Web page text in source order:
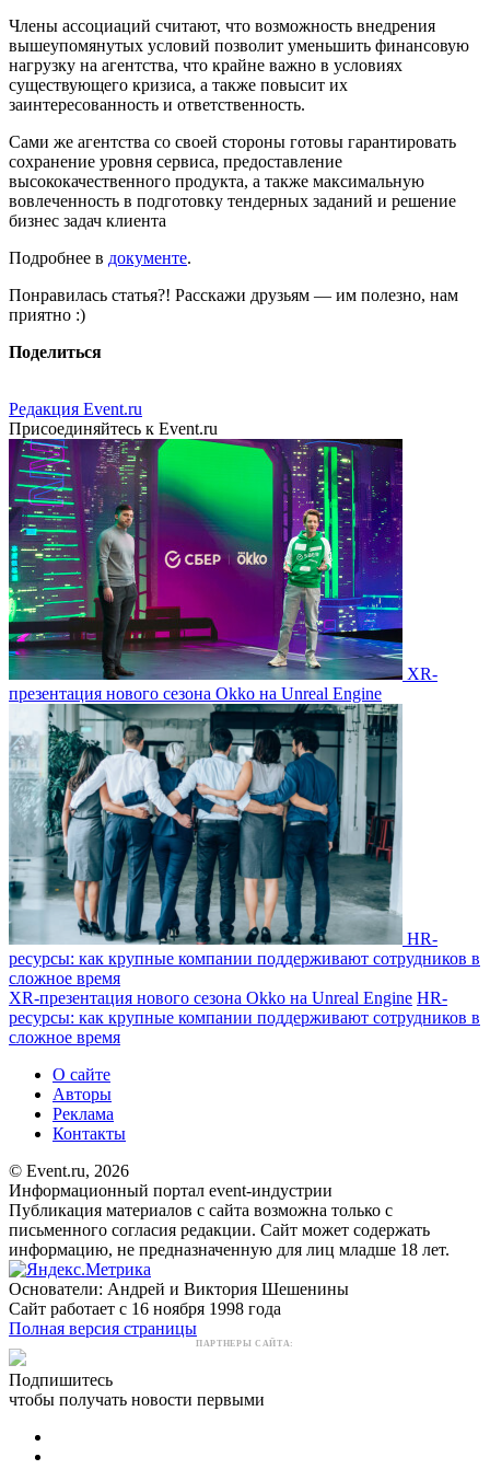
Члены ассоциаций считают, что возможность внедрения
вышеупомянутых условий позволит уменьшить финансовую
нагрузку на агентства, что крайне важно в условиях
существующего кризиса, а также повысит их
заинтересованность и ответственность.
Сами же агентства со своей стороны готовы гарантировать
сохранение уровня сервиса, предоставление
высококачественного продукта, а также максимальную
вовлеченность в подготовку тендерных заданий и решение
бизнес задач клиента
Подробнее в документе.
Понравилась статья?! Расскажи друзьям — им полезно, нам
приятно :)
Поделиться
Редакция Event.ru
Присоединяйтесь к Event.ru
ХR-
презентация нового сезона Okko на Unreal Engine
HR-
ресурсы: как крупные компании поддерживают сотрудников в
сложное время
ХR-презентация нового сезона Okko на Unreal Engine HR-
ресурсы: как крупные компании поддерживают сотрудников в
сложное время
О сайте
Авторы
Реклама
Контакты
© Event.ru, 2026
Информационный портал event-индустрии
Публикация материалов с сайта возможна только с
письменного согласия редакции. Сайт может содержать
информацию, не предназначенную для лиц младше 18 лет.
Основатели: Андрей и Виктория Шешенины
Сайт работает с 16 ноября 1998 года
Полная версия страницы
ПАРТНЕРЫ САЙТА:
Подпишитесь
чтобы получать новости первыми